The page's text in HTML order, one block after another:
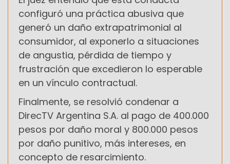
configuró una práctica abusiva que
generó un daño extrapatrimonial al
consumidor, al exponerlo a situaciones
de angustia, pérdida de tiempo y
frustración que excedieron lo esperable
en un vínculo contractual.
Finalmente, se resolvió condenar a
DirecTV Argentina S.A. al pago de 400.000
pesos por daño moral y 800.000 pesos
por daño punitivo, más intereses, en
concepto de resarcimiento.